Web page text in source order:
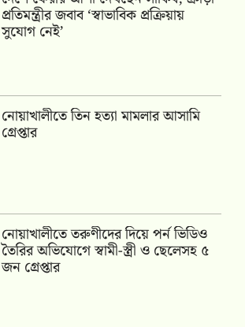
প্রতিমন্ত্রীর জবাব ‘স্বাভাবিক প্রক্রিয়ায়
সুযোগ নেই’
নোয়াখালীতে তিন হত্যা মামলার আসামি
গ্রেপ্তার
নোয়াখালীতে তরুণীদের দিয়ে পর্ন ভিডিও
তৈরির অভিযোগে স্বামী-স্ত্রী ও ছেলেসহ ৫
জন গ্রেপ্তার